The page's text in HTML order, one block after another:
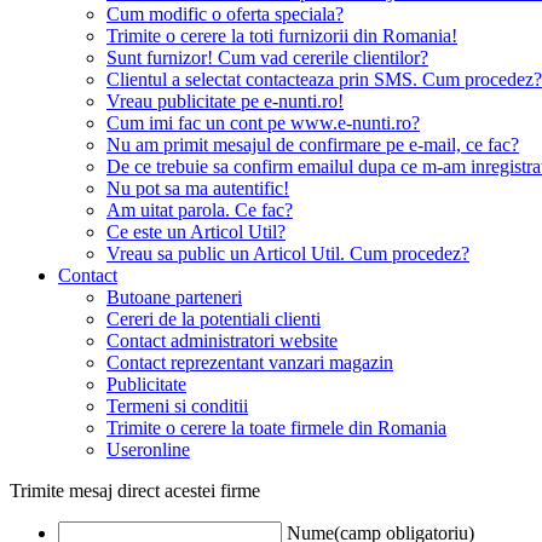
Cum modific o oferta speciala?
Trimite o cerere la toti furnizorii din Romania!
Sunt furnizor! Cum vad cererile clientilor?
Clientul a selectat contacteaza prin SMS. Cum procedez?
Vreau publicitate pe e-nunti.ro!
Cum imi fac un cont pe www.e-nunti.ro?
Nu am primit mesajul de confirmare pe e-mail, ce fac?
De ce trebuie sa confirm emailul dupa ce m-am
Nu pot sa ma autentific!
Am uitat parola. Ce fac?
Ce este un Articol Util?
Vreau sa public un Articol Util. Cum procedez?
Contact
Butoane parteneri
Cereri de la potentiali clienti
Contact administratori website
Contact reprezentant vanzari magazin
Publicitate
Termeni si conditii
Trimite o cerere la toate firmele din Romania
Useronline
Trimite mesaj direct acestei firme
Nume(camp obligatoriu)